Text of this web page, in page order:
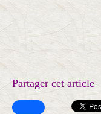
Partager cet article